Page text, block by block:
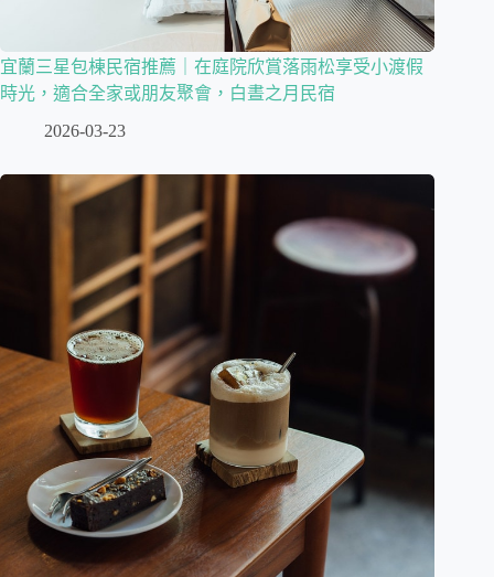
宜蘭三星包棟民宿推薦｜在庭院欣賞落雨松享受小渡假
時光，適合全家或朋友聚會，白晝之月民宿
2026-03-23